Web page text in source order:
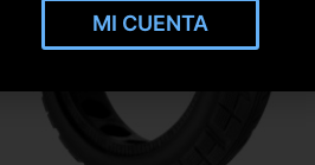
MI CUENTA